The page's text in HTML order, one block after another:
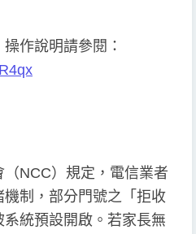
作說明請參閱：
NCC）規定，電信業者
制，部分門號之「拒收
統預設開啟。若家長無